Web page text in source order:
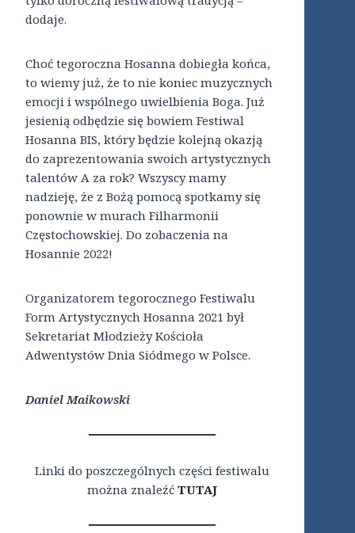
dodaje.
Choć tegoroczna Hosanna dobiegła końca,
to wiemy już, że to nie koniec muzycznych
emocji i wspólnego uwielbienia Boga. Już
jesienią odbędzie się bowiem Festiwal
Hosanna BIS, który będzie kolejną okazją
do zaprezentowania swoich artystycznych
talentów A za rok? Wszyscy mamy
nadzieję, że z Bożą pomocą spotkamy się
ponownie w murach Filharmonii
Częstochowskiej. Do zobaczenia na
Hosannie 2022!
Organizatorem tegorocznego Festiwalu
Form Artystycznych Hosanna 2021 był
Sekretariat Młodzieży Kościoła
Adwentystów Dnia Siódmego w Polsce.
Daniel Maikowski
Linki do poszczególnych części festiwalu
można znaleźćTUTAJ